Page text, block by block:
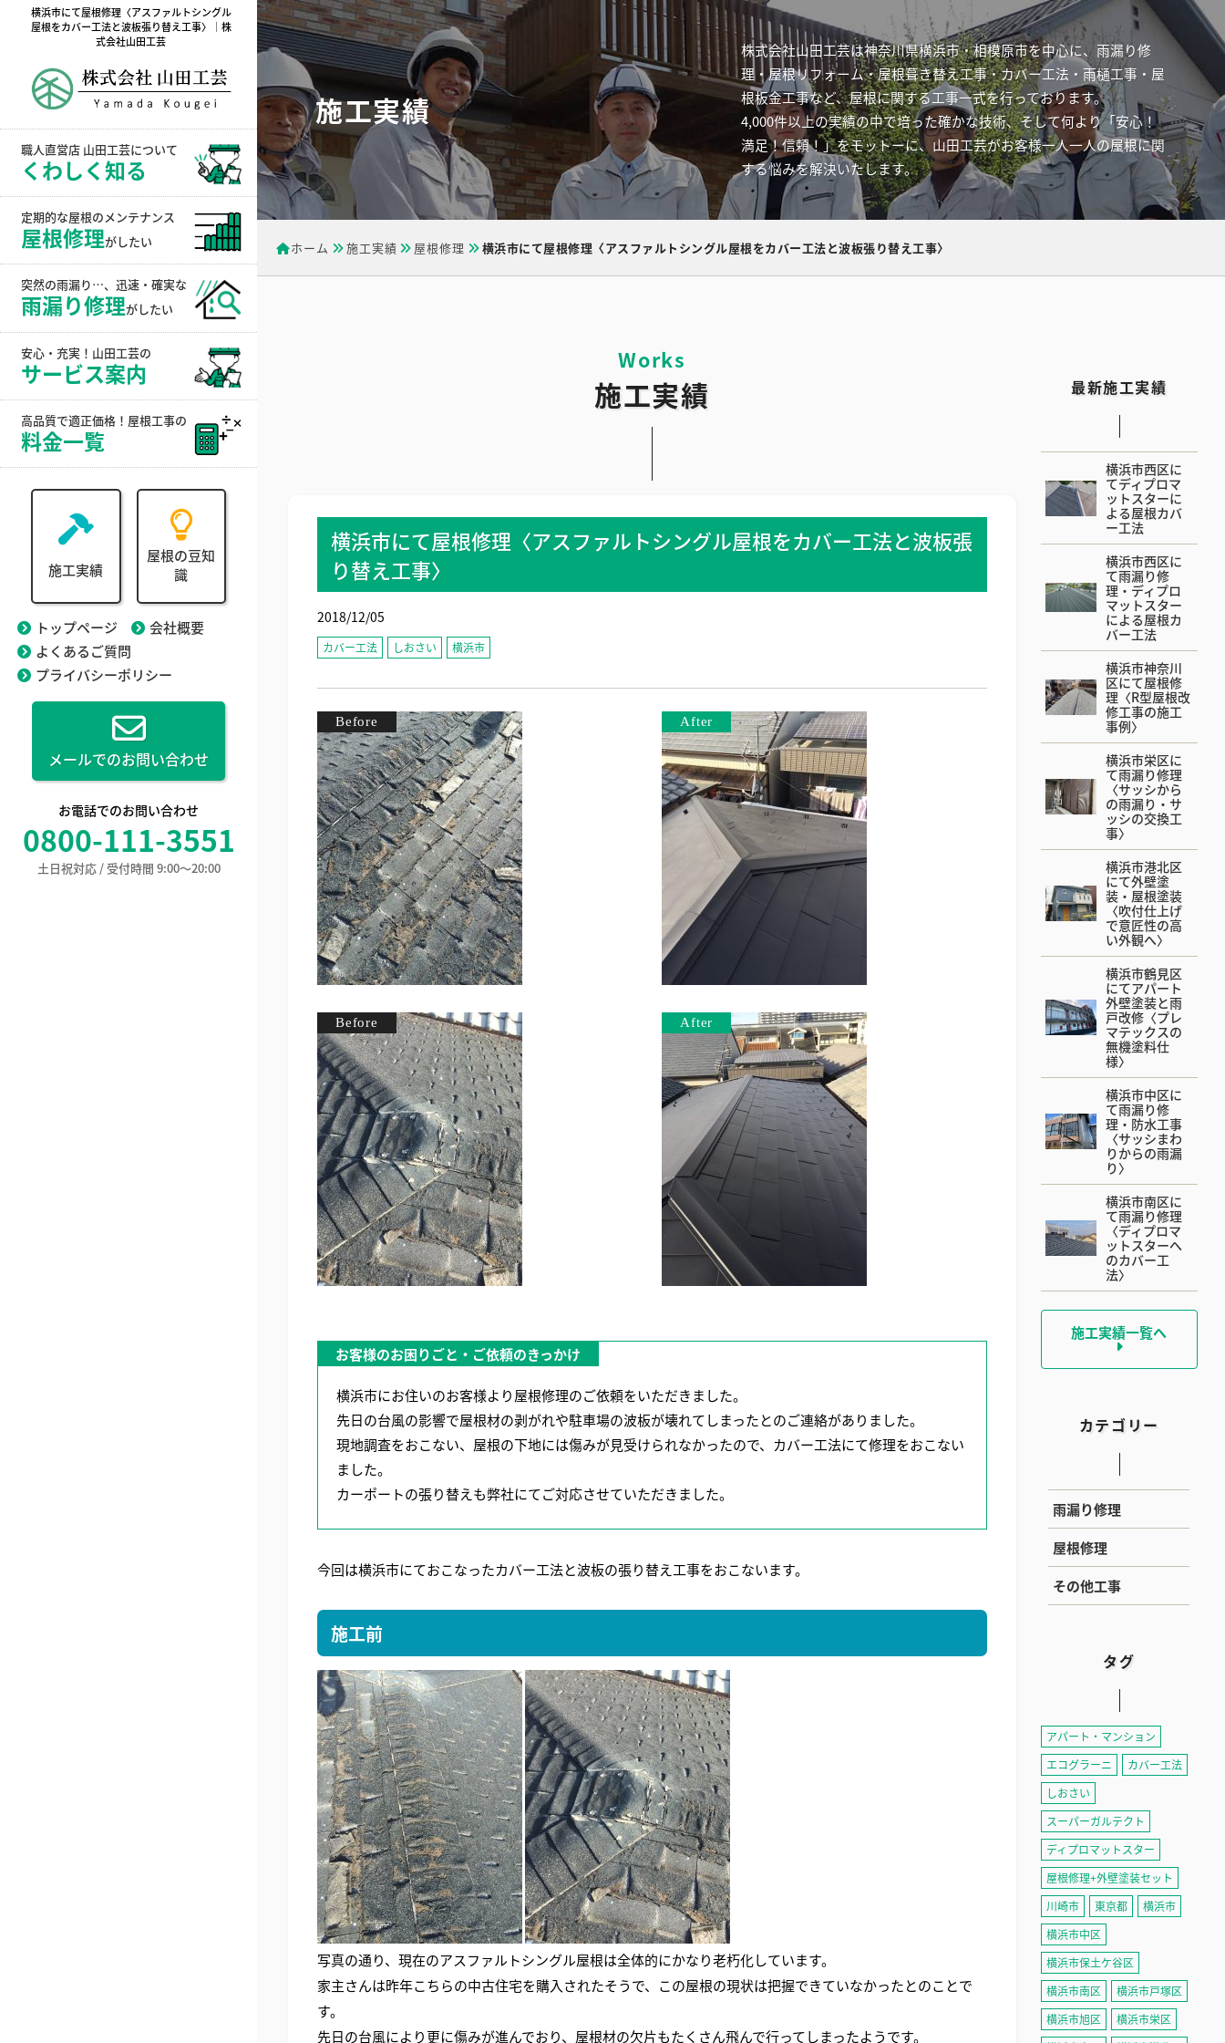
横浜市にて屋根修理〈アスファルトシングル
屋根をカバー工法と波板張り替え工事〉｜株
式会社山田工芸
職人直営店 山田工芸について
くわしく知る
定期的な屋根のメンテナンス
屋根修理がしたい
突然の雨漏り…、迅速・確実な
雨漏り修理がしたい
安心・充実！山田工芸の
サービス案内
高品質で適正価格！屋根工事の
料金一覧
施工実績
屋根の豆知
識
トップページ
会社概要
よくあるご質問
プライバシーポリシー
メールでのお問い合わせ
お電話でのお問い合わせ
0800-111-3551
土日祝対応 / 受付時間 9:00〜20:00
施工実績
株式会社山田工芸は神奈川県横浜市・相模原市を中心に、雨漏り修
理・屋根リフォーム・屋根葺き替え工事・カバー工法・雨樋工事・屋
根板金工事など、屋根に関する工事一式を行っております。
4,000件以上の実績の中で培った確かな技術、そして何より「安心！
満足！信頼！」をモットーに、山田工芸がお客様一人一人の屋根に関
する悩みを解決いたします。
ホーム 施工実績 屋根修理 横浜市にて屋根修理〈アスファルトシングル屋根をカバー工法と波板張り替え工事〉
施工実績
横浜市にて屋根修理〈アスファルトシングル屋根をカバー工法と波板張
り替え工事〉
2018/12/05
カバー工法 しおさい 横浜市
お客様のお困りごと・ご依頼のきっかけ
横浜市にお住いのお客様より屋根修理のご依頼をいただきました。
先日の台風の影響で屋根材の剥がれや駐車場の波板が壊れてしまったとのご連絡がありました。
現地調査をおこない、屋根の下地には傷みが見受けられなかったので、カバー工法にて修理をおこない
ました。
カーポートの張り替えも弊社にてご対応させていただきました。
今回は横浜市にておこなったカバー工法と波板の張り替え工事をおこないます。
施工前
写真の通り、現在のアスファルトシングル屋根は全体的にかなり老朽化しています。
家主さんは昨年こちらの中古住宅を購入されたそうで、この屋根の現状は把握できていなかったとのことで
す。
先日の台風により更に傷みが進んでおり、屋根材の欠片もたくさん飛んで行ってしまったようです。
最新施工実績
横浜市西区に
てディプロマ
ットスターに
よる屋根カバ
ー工法
横浜市西区に
て雨漏り修
理・ディプロ
マットスター
による屋根カ
バー工法
横浜市神奈川
区にて屋根修
理〈R型屋根改
修工事の施工
事例〉
横浜市栄区に
て雨漏り修理
〈サッシから
の雨漏り・サ
ッシの交換工
事〉
横浜市港北区
にて外壁塗
装・屋根塗装
〈吹付仕上げ
で意匠性の高
い外観へ〉
横浜市鶴見区
にてアパート
外壁塗装と雨
戸改修〈プレ
マテックスの
無機塗料仕
様〉
横浜市中区に
て雨漏り修
理・防水工事
〈サッシまわ
りからの雨漏
り〉
横浜市南区に
て雨漏り修理
〈ディプロマ
ットスターへ
のカバー工
法〉
施工実績一覧へ
カテゴリー
雨漏り修理
屋根修理
その他工事
タグ
アパート・マンション
エコグラーニ
カバー工法
しおさい
スーパーガルテクト
ディプロマットスター
屋根修理+外壁塗装セット
川崎市
東京都
横浜市
横浜市中区
横浜市保土ケ谷区
横浜市南区
横浜市戸塚区
横浜市旭区
横浜市栄区